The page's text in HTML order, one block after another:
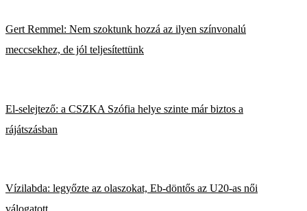
Gert Remmel: Nem szoktunk hozzá az ilyen színvonalú
meccsekhez, de jól teljesítettünk
El-selejtező: a CSZKA Szófia helye szinte már biztos a
rájátszásban
Vízilabda: legyőzte az olaszokat, Eb-döntős az U20-as női